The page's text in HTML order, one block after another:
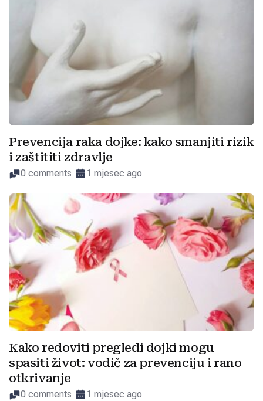
Prevencija raka dojke: kako smanjiti rizik
i zaštititi zdravlje
0 comments 1 mjesec ago
Kako redoviti pregledi dojki mogu
spasiti život: vodič za prevenciju i rano
otkrivanje
0 comments 1 mjesec ago